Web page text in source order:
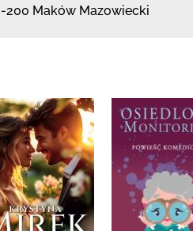
200 Maków Mazowiecki